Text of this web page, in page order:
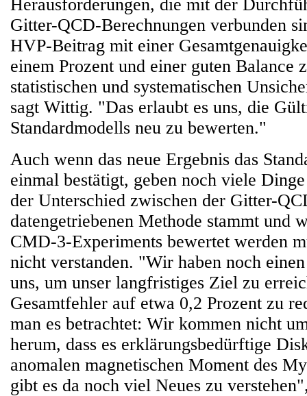
Herausforderungen, die mit der
Gitter-QCD-Berechnungen verbunden
HVP-Beitrag mit einer
einem Prozent und einer guten Balance
statistischen und systematischen
sagt Wittig. "Das erlaubt es uns, die
Standardmodells neu zu bewerten."
Auch wenn das neue Ergebnis das
einmal bestätigt, geben noch viele
der Unterschied zwischen der Gitter-
datengetriebenen Methode stammt und
CMD-3-Experiments bewertet werden
nicht verstanden. "Wir haben noch
uns, um unser langfristiges Ziel zu
Gesamtfehler auf etwa 0,2 Prozent zu
man es betrachtet: Wir kommen nicht
herum, dass es erklärungsbedürftige
anomalen magnetischen Moment des
gibt es da noch viel Neues zu